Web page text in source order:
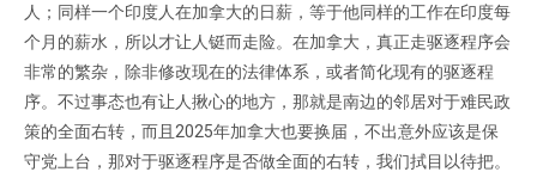
人；同样一个印度人在加拿大的日薪，等于他同样的工作在印度每
个月的薪水，所以才让人铤而走险。在加拿大，真正走驱逐程序会
非常的繁杂，除非修改现在的法律体系，或者简化现有的驱逐程
序。不过事态也有让人揪心的地方，那就是南边的邻居对于难民政
策的全面右转，而且2025年加拿大也要换届，不出意外应该是保
守党上台，那对于驱逐程序是否做全面的右转，我们拭目以待把。